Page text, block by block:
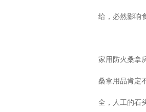
给，必然影响
家用防火桑拿
桑拿用品肯定
全，人工的石